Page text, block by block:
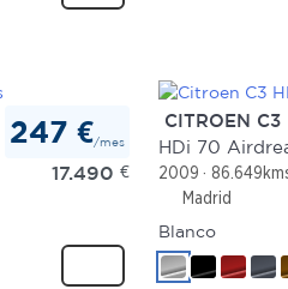
247 €/mes
17.490 €
CITROEN C3
HDi 70
2009
Madrid
Blanco